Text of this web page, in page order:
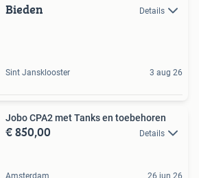
Bieden Details
Sint Jansklooster 3 aug 26
Jobo CPA2 met Tanks en toebehoren
€ 850,00 Details
Amsterdam 26 jun 26